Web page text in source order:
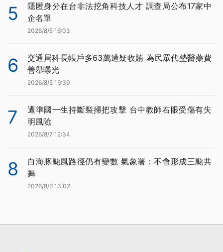
5
隱匿身分在台非法挖角科技人才 調查局公布17家中
企名單
2026/8/5 16:03
6
交通局科長帳戶多63萬遭疑收賄 為民眾代墊醫藥費
善舉曝光
2026/8/5 19:39
7
遭準國一生持斷裂掃把攻擊 台中教師右眼受傷有失
明風險
2026/8/7 12:34
8
白海豚颱風路徑仍有變數 氣象署：不會形成三颱共
舞
2026/8/6 13:02